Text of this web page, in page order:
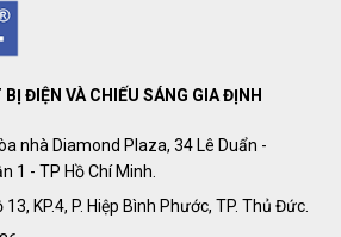
ĐIỆN VÀ CHIẾU SÁNG GIA ĐỊNH
nhà Diamond Plaza, 34 Lê Duẩn -
1 - TP Hồ Chí Minh.
KP.4, P. Hiệp Bình Phước, TP. Thủ Đức.